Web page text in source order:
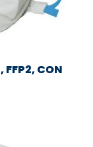
FFP2, CON